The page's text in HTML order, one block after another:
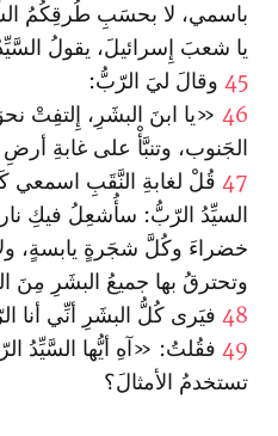
با‏سمي، لا بحسَبِ طُرقِكُمُ
يا شعبَ إِسرائيلَ، يقولُ
45 وقالَ ليَ الرّبُّ:
46 «يا ا‏بنَ البشَرِ، إِلتفِتْ
الجَنوب، وتنبَّأْ على غابةِ
47 قُلْ لغابةِ النَّقَبِ ا‏سمعي
السيِّدُ الرّبُّ: سأُشعِلُ فيكِ
خضراءَ وكُلَّ شجَرةٍ يابسةٍ،
وتحترقُ بها جميعُ البشَرِ مِنَ
48 فيَرى كُلُّ البشَرِ أنِّي أنا
49 فقُلتُ: «آهِ أيُّها السَّيِّدُ
تستخدمُ الأمثالَ؟